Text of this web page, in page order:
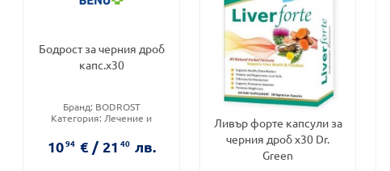
Бодрост за черния дроб
капс.х30
Бранд: BODROST
Категория: Лечение и
Форма на продукта:
1094 € / 2140 лв.
Ливър форте капсули за
черния дроб х30 Dr.
Green